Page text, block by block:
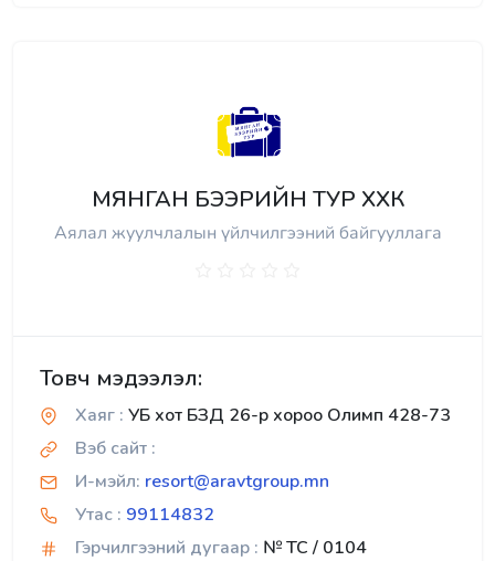
МЯНГАН БЭЭРИЙН ТУР ХХК
Аялал жуулчлалын үйлчилгээний байгууллага
Товч мэдээлэл:
Хаяг : УБ хот БЗД 26-р хороо Олимп 428-73
Вэб сайт :
И-мэйл: resort@aravtgroup.mn
Утас : 99114832
Гэрчилгээний дугаар : № TC / 0104